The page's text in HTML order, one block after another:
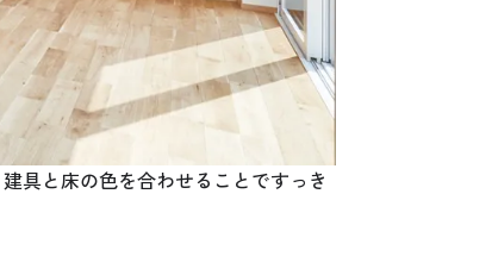
具と床の色を合わせることですっき